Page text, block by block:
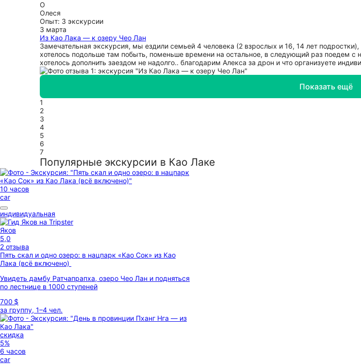
О
Олеся
Опыт: 3 экскурсии
3 марта
Из Као Лака — к озеру Чео Лан
Замечательная экскурсия, мы ездили семьей 4 человека (2 взрослых и 16, 14 лет
хотелось подольше там побыть, поменьше времени на остальное, в следующий раз поедем
хотелось дополнить заездом не надолго.. благодарим Алекса за дрон и что организуете
Показать ещё
1
2
3
4
5
6
7
Популярные экскурсии в Као Лаке
10 часов
car
индивидуальная
Яков
5,0
2 отзыва
Пять скал и одно озеро: в нацпарк «Као Сок» из Као
Лака (всё включено)
Увидеть дамбу Ратчапрапха, озеро Чео Лан и подняться
по лестнице в 1000 ступеней
700 $
за группу, 1–4 чел.
скидка
5%
6 часов
car